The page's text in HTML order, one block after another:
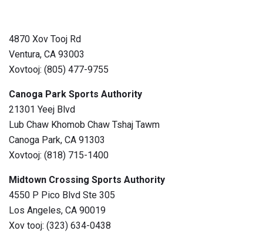
4870 Xov Tooj Rd
Ventura, CA 93003
Xovtooj: (805) 477-9755
Canoga Park Sports Authority
21301 Yeej Blvd
Lub Chaw Khomob Chaw Tshaj Tawm
Canoga Park, CA 91303
Xovtooj: (818) 715-1400
Midtown Crossing Sports Authority
4550 P Pico Blvd Ste 305
Los Angeles, CA 90019
Xov tooj: (323) 634-0438